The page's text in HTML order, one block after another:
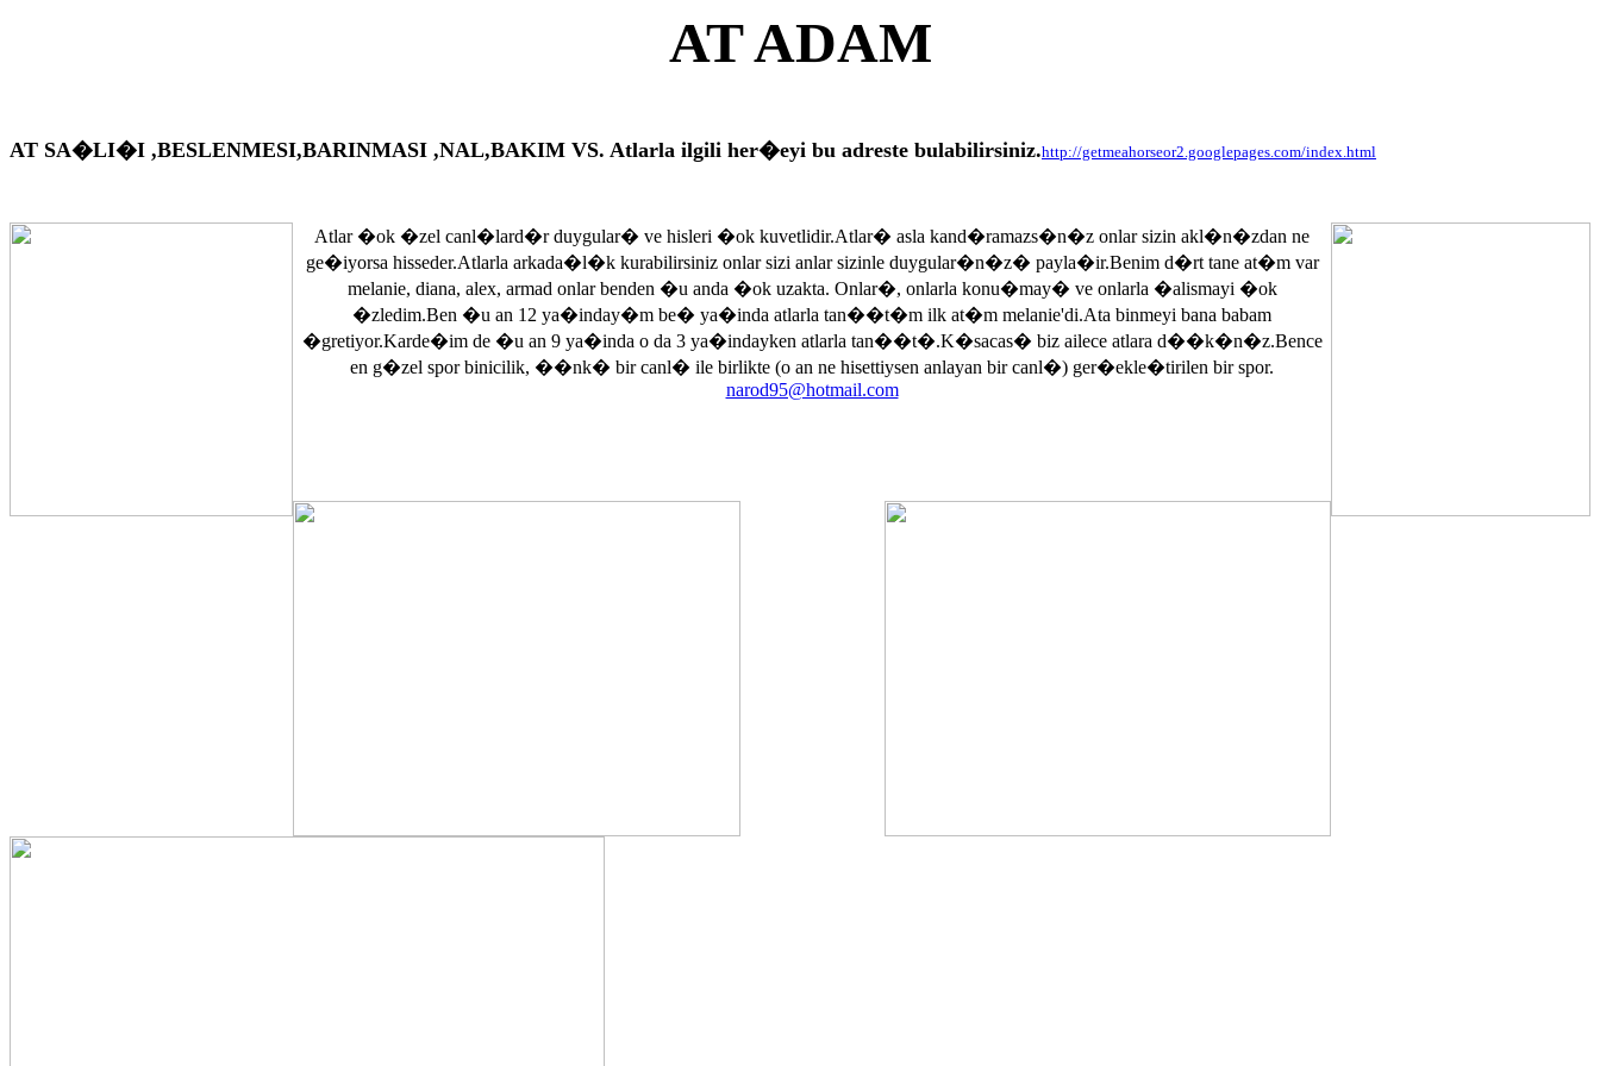
AT ADAM
AT SA�LI�I ,BESLENMESI,BARINMASI ,NAL,BAKIM VS. Atlarla ilgili her�eyi bu adreste bulabilirsiniz.http://getmeahorseor2.googlepages.com/index.html
Atlar �ok �zel canl�lard�r duygular� ve hisleri �ok kuvetlidir.Atlar� asla kand�ramazs�n�z onlar sizin akl�n�zdan ne
ge�iyorsa hisseder.Atlarla arkada�l�k kurabilirsiniz onlar sizi anlar sizinle duygular�n�z� payla�ir.Benim d�rt tane at�m var
melanie, diana, alex, armad onlar benden �u anda �ok uzakta. Onlar�, onlarla konu�may� ve onlarla �alismayi �ok
�zledim.Ben �u an 12 ya�inday�m be� ya�inda atlarla tan��t�m ilk at�m melanie'di.Ata binmeyi bana babam
�gretiyor.Karde�im de �u an 9 ya�inda o da 3 ya�indayken atlarla tan��t�.K�sacas� biz ailece atlara d��k�n�z.Bence
en g�zel spor binicilik, ��nk� bir canl� ile birlikte (o an ne hisettiysen anlayan bir canl�) ger�ekle�tirilen bir spor.
narod95@hotmail.com